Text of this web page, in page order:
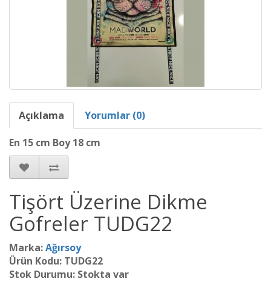
Açıklama Yorumlar (0)
En 15 cm Boy 18 cm
Tişört Üzerine Dikme
Gofreler TUDG22
Marka:Ağırsoy
Ürün Kodu: TUDG22
Stok Durumu: Stokta var